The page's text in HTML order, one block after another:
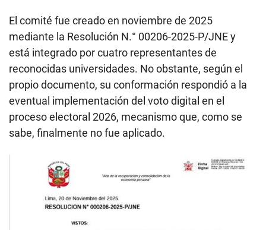
El comité fue creado en noviembre de 2025
mediante la Resolución N.° 00206-2025-P/JNE y
está integrado por cuatro representantes de
reconocidas universidades. No obstante, según el
propio documento, su conformación respondió a la
eventual implementación del voto digital en el
proceso electoral 2026, mecanismo que, como se
sabe, finalmente no fue aplicado.